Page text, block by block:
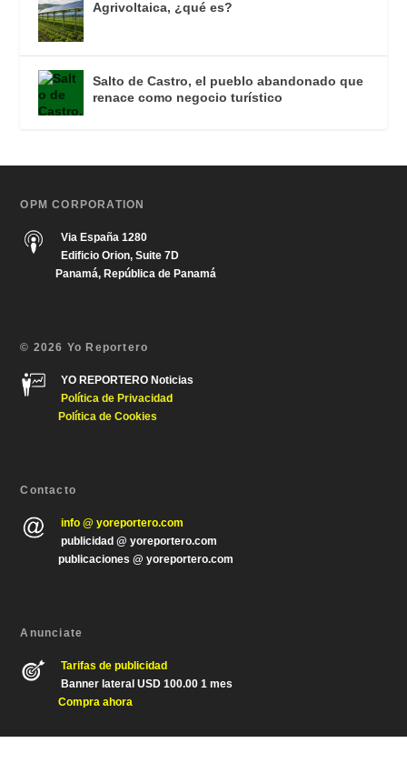
Agrivoltaica, ¿qué es?
Salto de Castro, el pueblo abandonado que
renace como negocio turístico
OPM CORPORATION
Via España 1280
Edificio Orion, Suite 7D
Panamá, República de Panamá
© 2026 Yo Reportero
YO REPORTERO Noticias
Política de Privacidad
Política de Cookies
Contacto
info @ yoreportero.com
publicidad @ yoreportero.com
publicaciones @ yoreportero.com
Anunciate
Tarifas de publicidad
Banner lateral USD 100.00 1 mes
Compra ahora